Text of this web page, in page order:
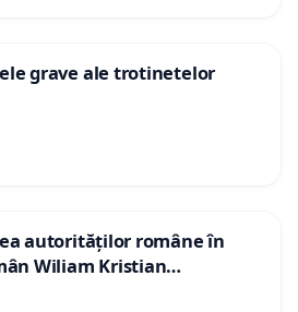
grave ale trotinetelor
autorităților române în
Wiliam Kristian
plasament în Danemarca de